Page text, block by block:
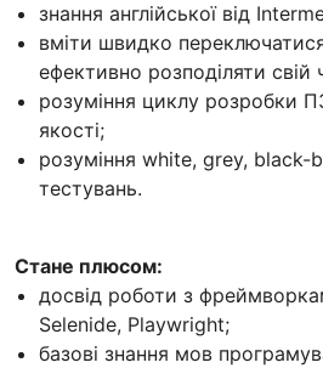
знання англійської від
вміти швидко
ефективно розподіляти
розуміння циклу розробки
якості;
розуміння white, grey, black-
тестувань.
Стане плюсом:
досвід роботи з
Selenide, Playwright;
базові знання мов